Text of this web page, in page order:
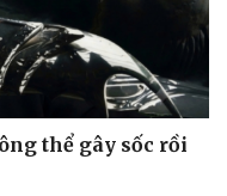
thể gây sốc rồi